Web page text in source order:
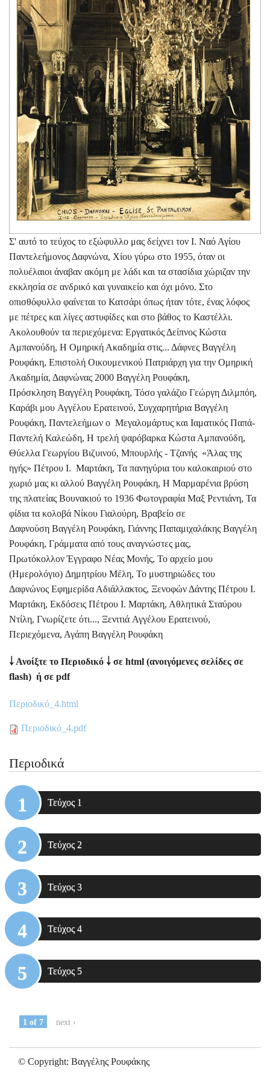
Σ' αυτό το τεύχος το εξώφυλλο μας δείχνει τον Ι. Ναό Αγίου
Παντελεήμονος Δαφνώνα, Χίου γύρω στο 1955, όταν οι
πολυέλαιοι άναβαν ακόμη με λάδι και τα στασίδια χώριζαν την
εκκλησία σε ανδρικό και γυναικείο και όχι μόνο. Στο
οπισθόφυλλο φαίνεται το Κατσάρι όπως ήταν τότε, ένας λόφος
με πέτρες και λίγες αστυφίδες και στο βάθος το Καστέλλι.
Ακολουθούν τα περιεχόμενα: Εργατικός Δείπνος Κώστα
Αμπανούδη, Η Ομηρική Ακαδημία στις... Δάφνες Βαγγέλη
Ρουφάκη, Επιστολή Οικουμενικού Πατριάρχη για την Ομηρική
Ακαδημία, Δαφνώνας 2000 Βαγγέλη Ρουφάκη,
Πρόσκληση Βαγγέλη Ρουφάκη, Τόσο γαλάζιο Γεώργη Διλμπόη,
Καράβι μου Αγγέλου Ερατεινού, Συγχαρητήρια Βαγγέλη
Ρουφάκη, Παντελεήμων ο Μεγαλομάρτυς και Ιαματικός Παπά-
Παντελή Καλεώδη, Η τρελή ψαρόβαρκα Κώστα Αμπανούδη,
Θύελλα Γεωργίου Βιζυινού, Μπουρλής - Τζανής «Άλας της
ηγής» Πέτρου Ι. Μαρτάκη, Τα πανηγύρια του καλοκαιριού στο
χωριό μας κι αλλού Βαγγέλη Ρουφάκη, Η Μαρμαρένια βρύση
της πλατείας Βουνακιού το 1936 Φωτογραφία Μαξ Ρεντιάνη, Τα
φίδια τα κολοβά Νίκου Γιαλούρη, Βραβείο σε
Δαφνούση Βαγγέλη Ρουφάκη, Γιάννης Παπαμιχαλάκης Βαγγέλη
Ρουφάκη, Γράμματα από τους αναγνώστες μας,
Πρωτόκολλον Έγγραφο Νέας Μονής, Το αρχείο μου
(Ημερολόγιο) Δημητρίου Μέλη, Το μυστηριώδες του
Δαφνώνος Εφημερίδα Αδιάλλακτος, Ξενοφών Δάντης Πέτρου Ι.
Μαρτάκη, Εκδόσεις Πέτρου Ι. Μαρτάκη, Αθλητικά Σταύρου
Ντίλη, Γνωρίζετε ότι..., Ξενιτιά Αγγέλου Ερατεινού,
Περιεχόμενα, Αγάπη Βαγγέλη Ρουφάκη
￬ Ανοίξτε το Περιοδικό ￬ σε html (ανοιγόμενες σελίδες σε
flash) ή σε pdf
Περιοδικό_4.html
Περιοδικό_4.pdf
Περιοδικά
Τεύχος 1
Τεύχος 2
Τεύχος 3
Τεύχος 4
Τεύχος 5
1 of 7 next ›
© Copyright: Βαγγέλης Ρουφάκης